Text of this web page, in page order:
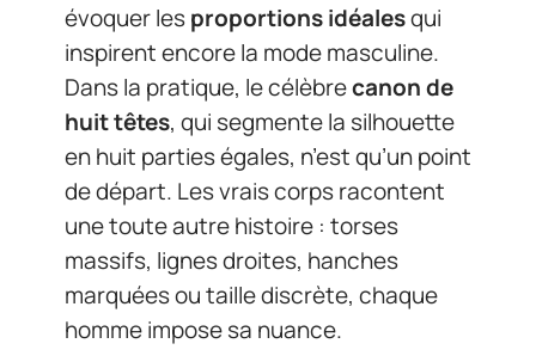
évoquer lesproportions idéalesqui
inspirent encore la mode masculine.
Dans la pratique, le célèbrecanon de
huit têtes, qui segmente la silhouette
en huit parties égales, n’est qu’un point
de départ. Les vrais corps racontent
une toute autre histoire : torses
massifs, lignes droites, hanches
marquées ou taille discrète, chaque
homme impose sa nuance.